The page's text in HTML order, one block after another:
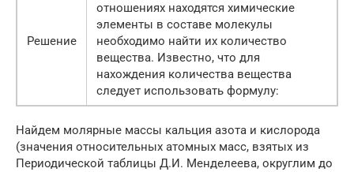
Решение
отношениях находятся химические
элементы в составе молекулы
необходимо найти их количество
вещества. Известно, что для
нахождения количества вещества
следует использовать формулу:
Найдем молярные массы кальция азота и кислорода
(значения относительных атомных масс, взятых из
Периодической таблицы Д.И. Менделеева, округлим до